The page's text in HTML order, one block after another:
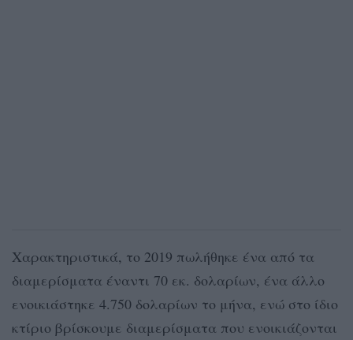
Χαρακτηριστικά, το 2019 πωλήθηκε ένα από τα
διαμερίσματα έναντι 70 εκ. δολαρίων, ένα άλλο
ενοικιάστηκε 4.750 δολαρίων το μήνα, ενώ στο ίδιο
κτίριο βρίσκουμε διαμερίσματα που ενοικιάζονται